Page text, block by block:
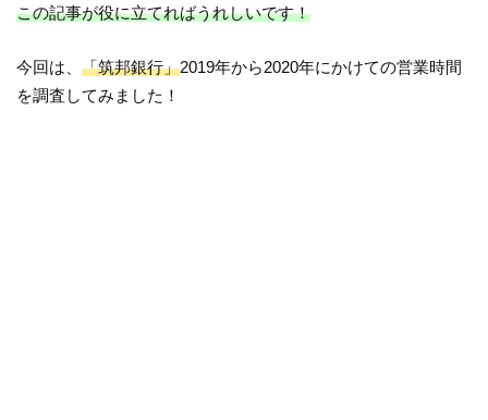
この記事が役に立てればうれしいです！
今回は、「筑邦銀行」2019年から2020年にかけての営業時間
を調査してみました！